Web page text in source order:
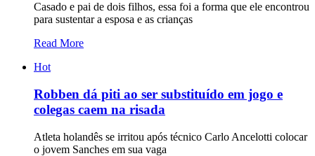
Casado e pai de dois filhos, essa foi a forma que ele encontrou
para sustentar a esposa e as crianças
Read More
Hot
Robben dá piti ao ser substituído em jogo e
colegas caem na risada
Atleta holandês se irritou após técnico Carlo Ancelotti colocar
o jovem Sanches em sua vaga